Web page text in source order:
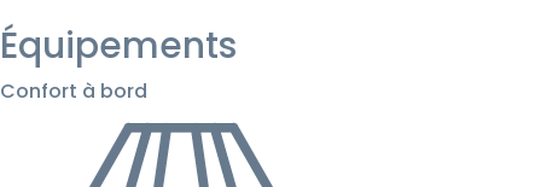
Équipements
Confort à bord